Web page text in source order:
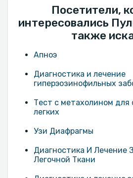
Посетители,
интересовались
также
Апноэ
Диагностика и лечение
гиперэозинофильных
Тест с метахолином для
легких
Узи Диафрагмы
Диагностика И Лечение
Легочной Ткани